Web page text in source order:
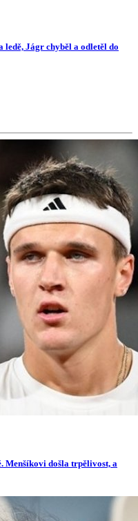
Jágr chyběl a odletěl do
Menšíkovi došla trpělivost, a